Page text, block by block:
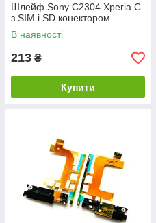
Шлейф Sony C2304 Xperia C
з SIM і SD конектором
В наявності
213 ₴
Купити